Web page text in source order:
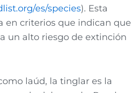
es/species). Esta
en criterios que indican que
un alto riesgo de extinción
laúd, la tinglar es la